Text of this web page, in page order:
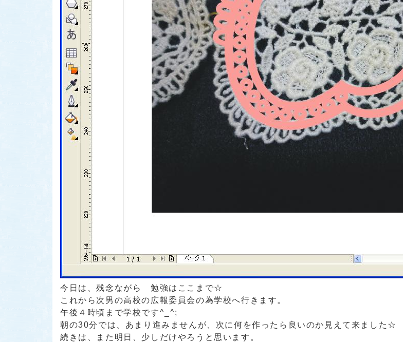
今日は、残念ながら 勉強はここまで☆
これから次男の高校の広報委員会の為学校へ行きます。
午後４時頃まで学校です^_^;
朝の30分では、あまり進みませんが、次に何を作ったら良いのか見えて来ました☆
続きは、また明日、少しだけやろうと思います。